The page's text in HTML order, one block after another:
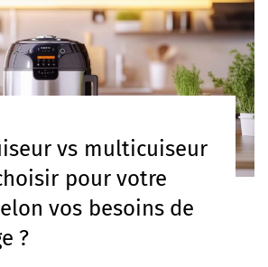
vs multicuiseur
pour votre
vos besoins de
?